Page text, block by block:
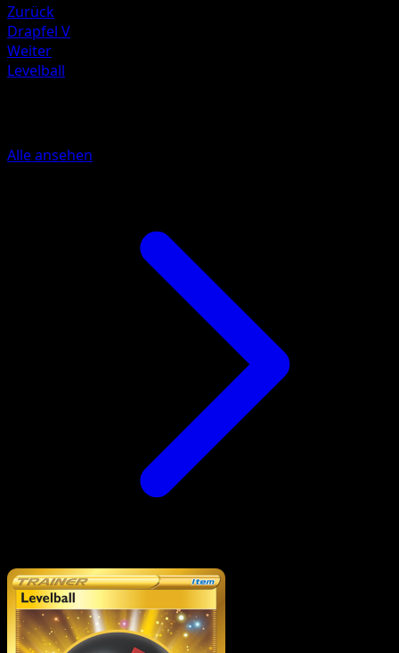
Zurück
Drapfel V
Weiter
Levelball
Alle ansehen